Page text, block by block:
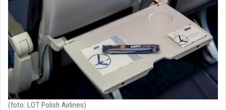
(foto: LOT Polish Airlines)